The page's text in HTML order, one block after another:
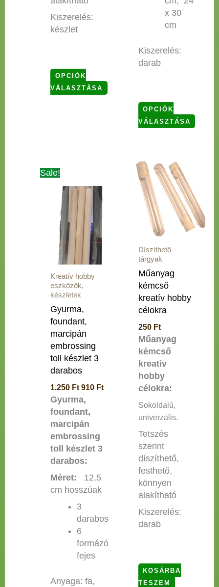
Kiszerelés:
készlet
OPCIÓK
VÁLASZTÁSA
x 30
cm
Kiszerelés:
darab
OPCIÓK
VÁLASZTÁSA
Sale!
Kreatív hobby
eszközök,
készletek
Gyurma,
foundant,
marcipán
embrossing
toll készlet 3
darabos
1.250Ft
was:
1.250 Ft.
910 Ft
Gyurma,
foundant,
marcipán
embrossing
toll készlet 3
darabos:
Méret: 12,5
cm hosszúak
3
darabos
6
formázó
fejes
Anyaga: fa,
Díszíthető
tárgyak
Műanyag
kémcső
kreatív hobby
célokra
250 Ft
Műanyag
kémcső
kreatív
hobby
célokra:
Sokoldalú,
univerzális.
Tetszés
szerint
díszíthető,
festhető,
könnyen
alakítható
Kiszerelés:
darab
KOSÁRBA
TESZEM